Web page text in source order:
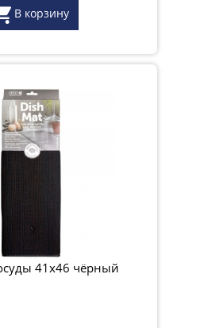
В корзину
41х46 чёрный